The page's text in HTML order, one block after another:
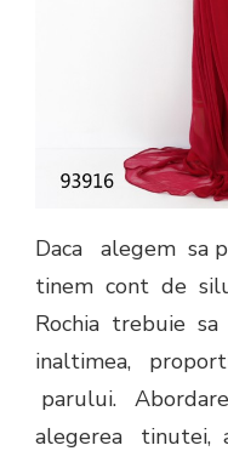
Daca alegem sa
tinem cont de
Rochia trebuie
inaltimea,
parului.
alegerea tinutei,